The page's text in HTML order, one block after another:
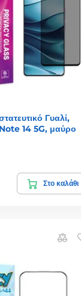
Γυαλί,
14 5G, μαύρο
Στο καλάθι